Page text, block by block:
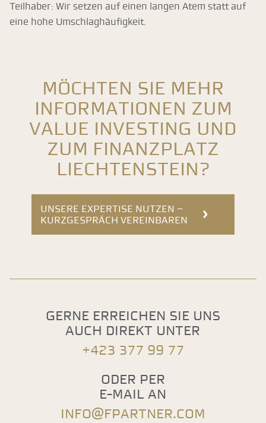
Teilhaber: Wir setzen auf einen langen Atem statt auf
eine hohe Umschlaghäufigkeit.
Möchten Sie mehr
Informationen zum
Value Investing und
zum Finanzplatz
Liechtenstein?
UNSERE EXPERTISE NUTZEN –
KURZGESPRÄCH VEREINBAREN
Gerne erreichen sie uns
auch direkt unter
+423 377 99 77
Oder per
E-Mail an
info@fpartner.com